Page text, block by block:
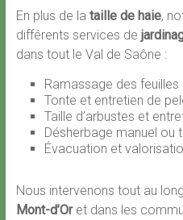
En plus de la taille de haie,
différents services de
dans tout le Val de Saône :
Ramassage des feuilles
Tonte et entretien de
Taille d’arbustes et
Désherbage manuel ou
Évacuation et
Nous intervenons tout au
Mont-d’Oret dans les